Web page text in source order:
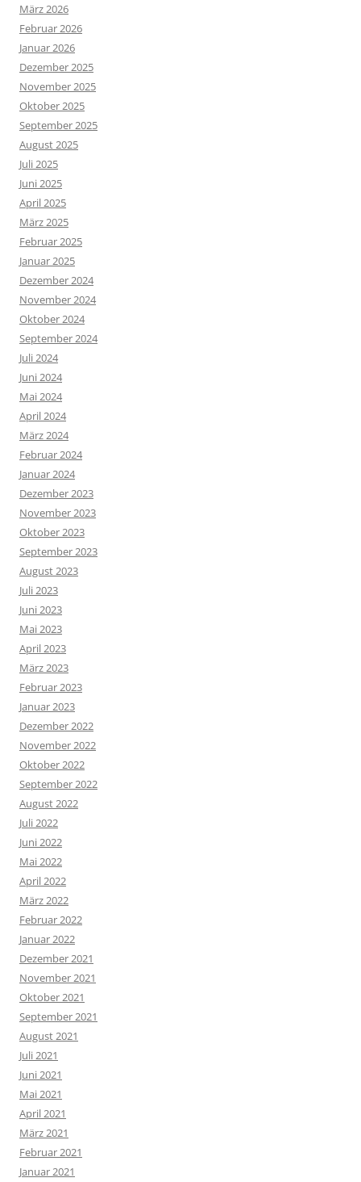
März 2026
Februar 2026
Januar 2026
Dezember 2025
November 2025
Oktober 2025
September 2025
August 2025
Juli 2025
Juni 2025
April 2025
März 2025
Februar 2025
Januar 2025
Dezember 2024
November 2024
Oktober 2024
September 2024
Juli 2024
Juni 2024
Mai 2024
April 2024
März 2024
Februar 2024
Januar 2024
Dezember 2023
November 2023
Oktober 2023
September 2023
August 2023
Juli 2023
Juni 2023
Mai 2023
April 2023
März 2023
Februar 2023
Januar 2023
Dezember 2022
November 2022
Oktober 2022
September 2022
August 2022
Juli 2022
Juni 2022
Mai 2022
April 2022
März 2022
Februar 2022
Januar 2022
Dezember 2021
November 2021
Oktober 2021
September 2021
August 2021
Juli 2021
Juni 2021
Mai 2021
April 2021
März 2021
Februar 2021
Januar 2021